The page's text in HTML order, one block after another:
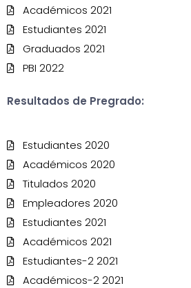
Académicos 2021
Estudiantes 2021
Graduados 2021
PBI 2022
Resultados de Pregrado:
Estudiantes 2020
Académicos 2020
Titulados 2020
Empleadores 2020
Estudiantes 2021
Académicos 2021
Estudiantes-2 2021
Académicos-2 2021